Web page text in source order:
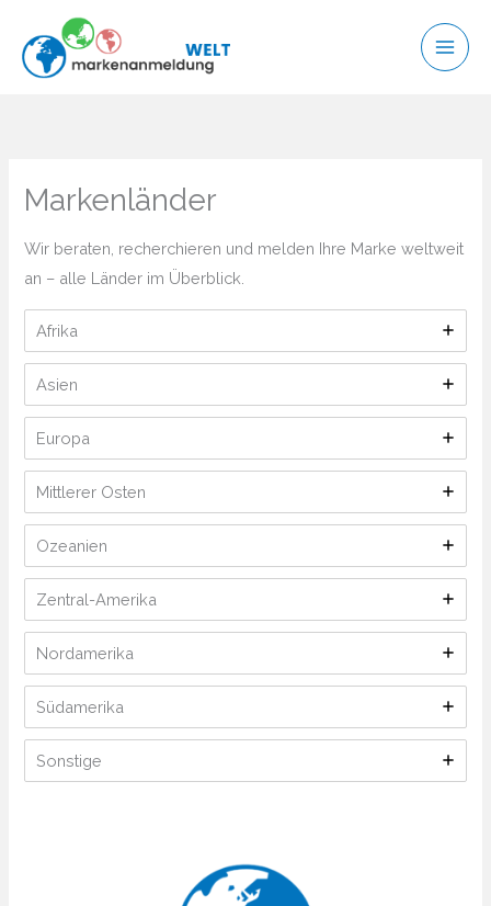
Inhalt
springen
Markenländer
Wir beraten, recherchieren und melden Ihre Marke weltweit
an – alle Länder im Überblick.
Afrika
Asien
Europa
Mittlerer Osten
Ozeanien
Zentral-Amerika
Nordamerika
Südamerika
Sonstige